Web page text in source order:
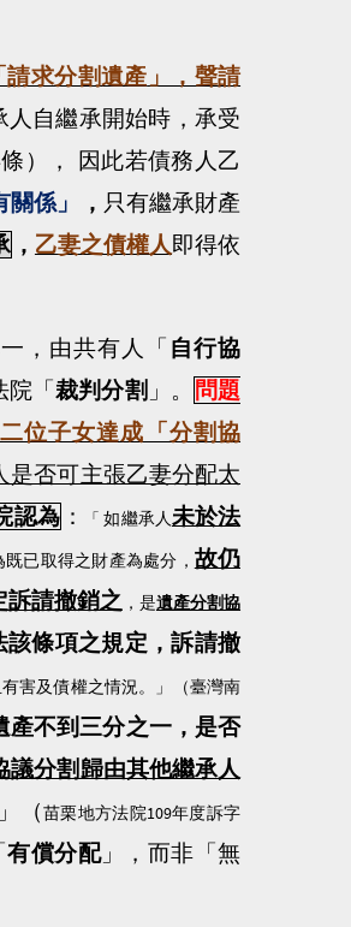
請求分割遺產 」，聲請
人自繼承開始時，承受
條）， 因此若債務人乙
關係」 ， 只有繼承財產
， 乙妻之債權人即得依
，由共有人「 自行協
院「裁判分割 」。
問題
位子女達成「分割協
是否可主張乙妻分配太
認為 ： 「 如繼承人 未於法
已取得之財產為處分， 故仍
訴請撤銷之 ，是遺產分割協
該條項之規定，訴請撤
害及債權之情況。 」（臺灣南
產不到三分之一，是否
議分割歸由其他繼承人
」（苗栗地方法院109年度訴字
有償分配」，而非「無